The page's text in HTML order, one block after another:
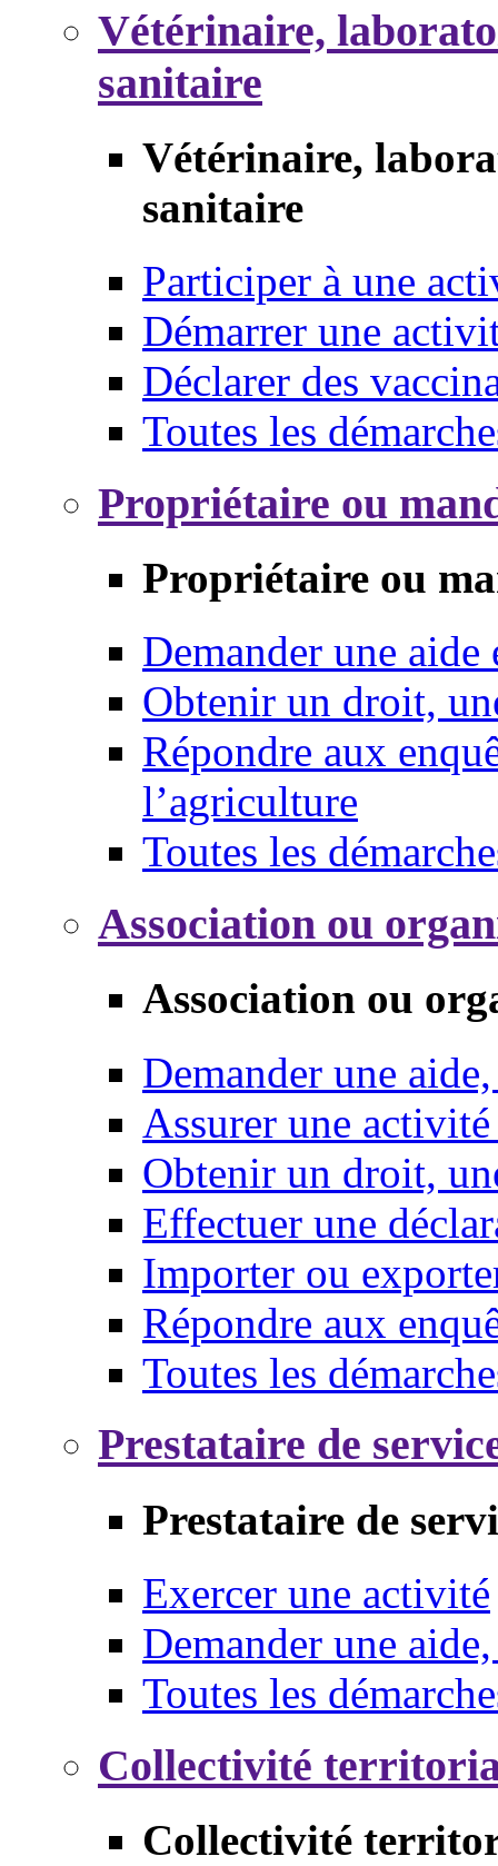
Vétérinaire,
sanitaire
Vétérinaire,
sanitaire
Participer à une
Démarrer une
Déclarer des
Toutes les
Propriétaire ou
Propriétaire ou
Demander une aide
Obtenir un droit,
Répondre aux
l’agriculture
Toutes les
Association ou
Association ou
Demander une
Assurer une
Obtenir un droit,
Effectuer une
Importer ou
Répondre aux
Toutes les
Prestataire de
Prestataire de
Exercer une activité
Demander une
Toutes les
Collectivité
Collectivité